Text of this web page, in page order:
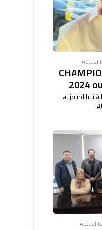
2024
aujourd'hui à